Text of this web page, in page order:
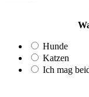
Hunde
Katzen
Ich mag